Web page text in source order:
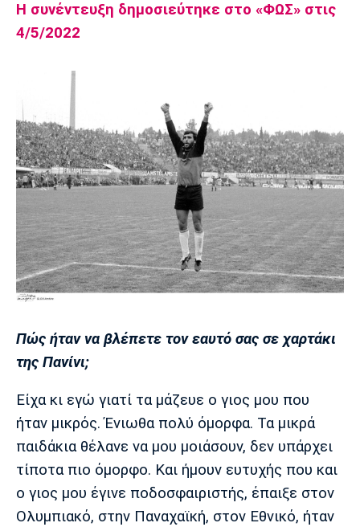
Μπενφίκα
Η συνέντευξη δημοσιεύτηκε στο «ΦΩΣ» στις
4/5/2022
Πώς ήταν να βλέπετε τον εαυτό σας σε χαρτάκι
της Πανίνι;
Είχα κι εγώ γιατί τα μάζευε ο γιος μου που
ήταν μικρός. Ένιωθα πολύ όμορφα. Τα μικρά
παιδάκια θέλανε να μου μοιάσουν, δεν υπάρχει
τίποτα πιο όμορφο. Και ήμουν ευτυχής που και
ο γιος μου έγινε ποδοσφαιριστής, έπαιξε στον
Ολυμπιακό, στην Παναχαϊκή, στον Εθνικό, ήταν